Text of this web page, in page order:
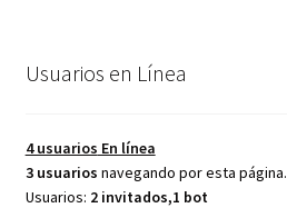
Usuarios en Línea
4 usuarios En línea
3 usuarios navegando por esta página.
Usuarios: 2 invitados,1 bot